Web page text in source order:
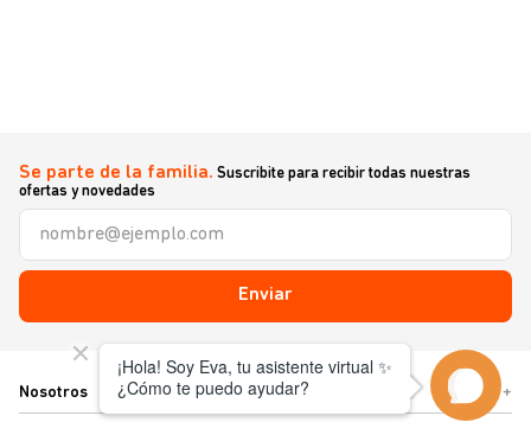
Se parte de la familia. Suscribite para recibir todas nuestras
ofertas y novedades
Enviar
Nosotros +